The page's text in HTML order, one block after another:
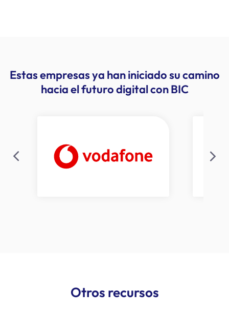
Estas empresas ya han iniciado su camino
hacia el futuro digital con BIC
Otros recursos